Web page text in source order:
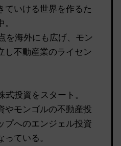
ていける世界を作るた
を海外にも広げ、モン
し不動産業のライセン
式投資をスタート。
やモンゴルの不動産投
プへのエンジェル投資
ている。